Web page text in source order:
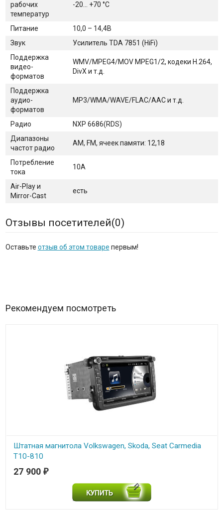
рабочих
температур
-20... +70 °С
Питание
10,0 – 14,4В
Звук
Усилитель TDA 7851 (HiFi)
Поддержка
видео-
форматов
WMV/MPEG4/MOV MPEG1/2, кодеки Н.264,
DivX и т.д.
Поддержка
аудио-
форматов
MP3/WMA/WAVE/FLAC/AAC и т.д.
Радио
NXP 6686(RDS)
Диапазоны
частот радио
AM, FM, ячеек памяти: 12,18
Потребление
тока
10А
Air-Play и
Mirror-Cast
есть
Отзывы посетителей(0)
Оставьте отзыв об этом товаре первым!
Рекомендуем посмотреть
Штатная магнитола Volkswagen, Skoda, Seat Carmedia
T10-810
В наличии
Штатная магнитола Volkswagen, Skoda, Seat Carmedia ASR T10-810
27 900 ₽